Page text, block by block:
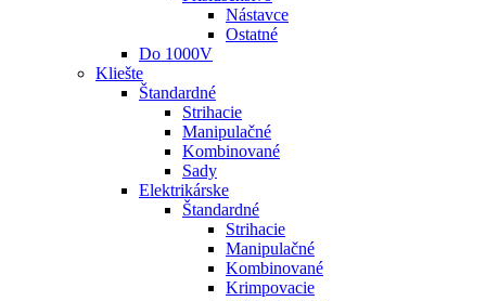
Nástavce
Ostatné
Do 1000V
Kliešte
Štandardné
Strihacie
Manipulačné
Kombinované
Sady
Elektrikárske
Štandardné
Strihacie
Manipulačné
Kombinované
Krimpovacie